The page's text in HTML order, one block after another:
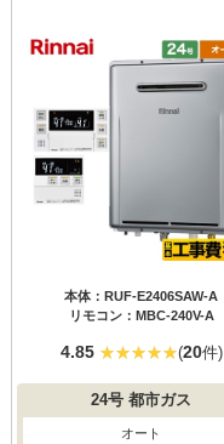
本体：RUF-E2406SAW-A
リモコン：MBC-240V-A
4.85 (20件)
24号 都市ガス
オート